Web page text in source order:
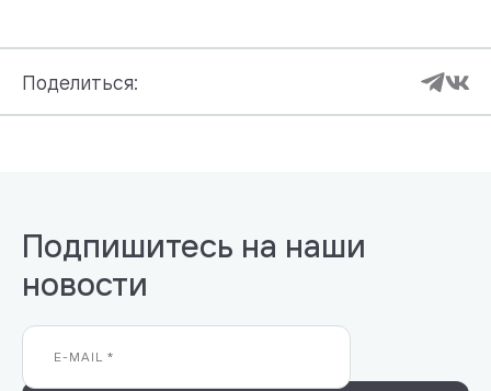
Поделиться:
Подпишитесь на наши
новости